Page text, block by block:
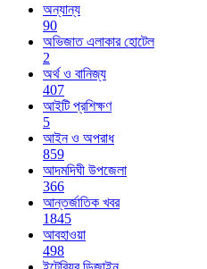
অন্যান্য
90
অভিজাত এলাকার হোটেল
2
অর্থ ও বানিজ্য
407
আইটি প্রশিক্ষণ
5
আইন ও অপরাধ
859
আদমদিঘী উপজেলা
366
আন্তর্জাতিক খবর
1845
আবহাওয়া
498